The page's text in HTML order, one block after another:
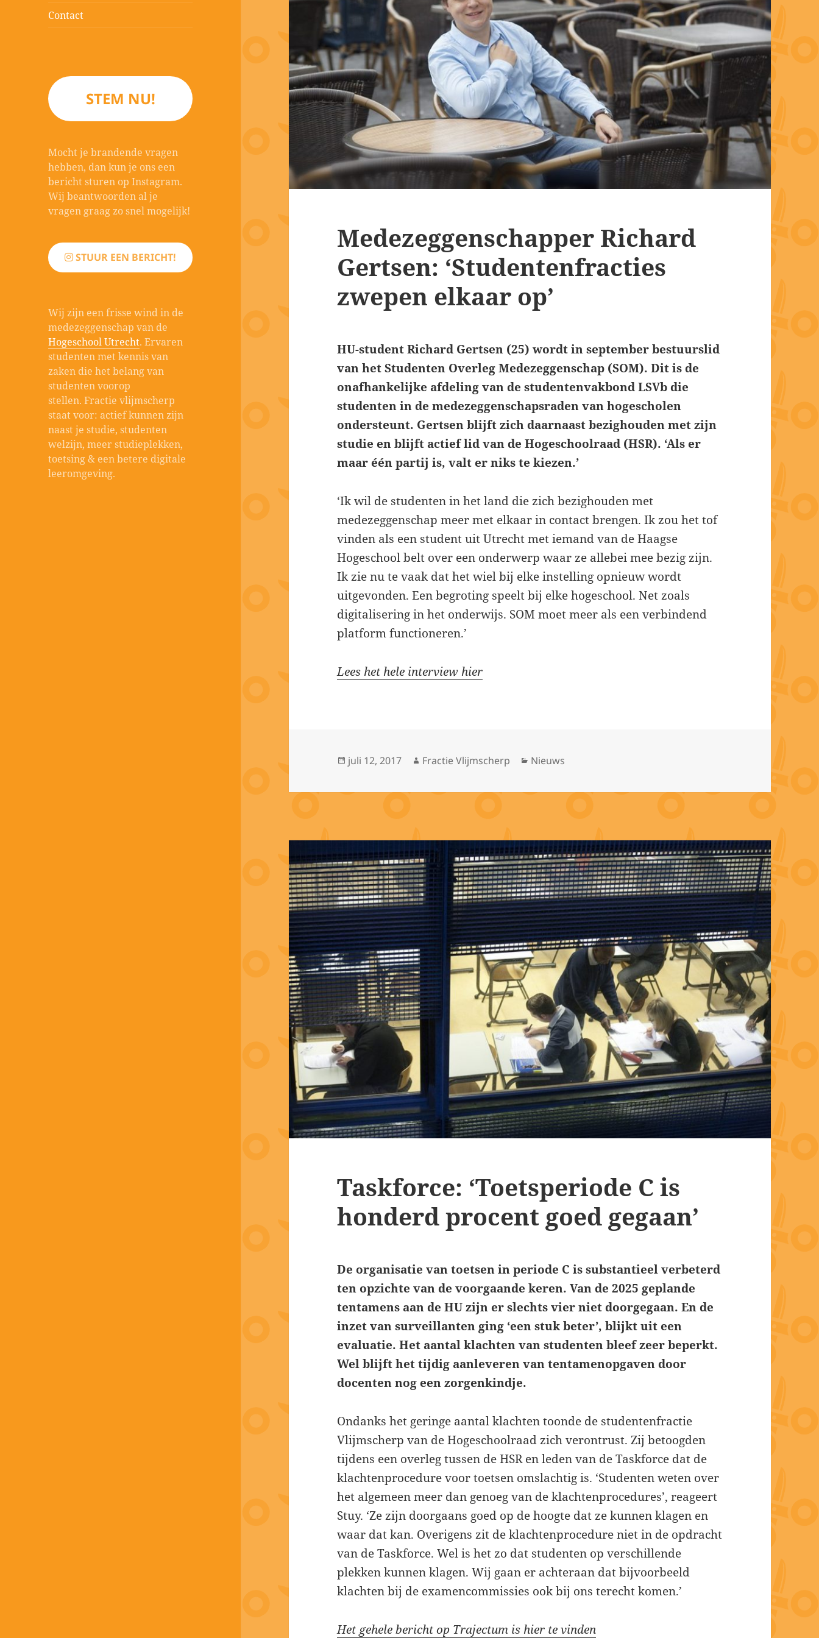
Contact
STEM NU!
Mocht je brandende vragen
hebben, dan kun je ons een
bericht sturen op Instagram.
Wij beantwoorden al je
vragen graag zo snel mogelijk!
STUUR EEN BERICHT!
Wij zijn een frisse wind in de
medezeggenschap van de
Hogeschool Utrecht. Ervaren
studenten met kennis van
zaken die het belang van
studenten voorop
stellen. Fractie vlijmscherp
staat voor: actief kunnen zijn
naast je studie, studenten
welzijn, meer studieplekken,
toetsing & een betere digitale
leeromgeving.
Medezeggenschapper Richard
Gertsen: ‘Studentenfracties
zwepen elkaar op’
HU-student Richard Gertsen (25) wordt in september bestuurslid
van het Studenten Overleg Medezeggenschap (SOM). Dit is de
onafhankelijke afdeling van de studentenvakbond LSVb die
studenten in de medezeggenschapsraden van hogescholen
ondersteunt. Gertsen blijft zich daarnaast bezighouden met zijn
studie en blijft actief lid van de Hogeschoolraad (HSR). ‘Als er
maar één partij is, valt er niks te kiezen.’
‘Ik wil de studenten in het land die zich bezighouden met
medezeggenschap meer met elkaar in contact brengen. Ik zou het tof
vinden als een student uit Utrecht met iemand van de Haagse
Hogeschool belt over een onderwerp waar ze allebei mee bezig zijn.
Ik zie nu te vaak dat het wiel bij elke instelling opnieuw wordt
uitgevonden. Een begroting speelt bij elke hogeschool. Net zoals
digitalisering in het onderwijs. SOM moet meer als een verbindend
platform functioneren.’
Lees het hele interview hier
Geplaatst
juli 12, 2017 Auteur
Fractie Vlijmscherp Categorieën
Nieuws
Taskforce: ‘Toetsperiode C is
honderd procent goed gegaan’
De organisatie van toetsen in periode C is substantieel verbeterd
ten opzichte van de voorgaande keren. Van de 2025 geplande
tentamens aan de HU zijn er slechts vier niet doorgegaan. En de
inzet van surveillanten ging ‘een stuk beter’, blijkt uit een
evaluatie. Het aantal klachten van studenten bleef zeer beperkt.
Wel blijft het tijdig aanleveren van tentamenopgaven door
docenten nog een zorgenkindje.
Ondanks het geringe aantal klachten toonde de studentenfractie
Vlijmscherp van de Hogeschoolraad zich verontrust. Zij betoogden
tijdens een overleg tussen de HSR en leden van de Taskforce dat de
klachtenprocedure voor toetsen omslachtig is. ‘Studenten weten over
het algemeen meer dan genoeg van de klachtenprocedures’, reageert
Stuy. ‘Ze zijn doorgaans goed op de hoogte dat ze kunnen klagen en
waar dat kan. Overigens zit de klachtenprocedure niet in de opdracht
van de Taskforce. Wel is het zo dat studenten op verschillende
plekken kunnen klagen. Wij gaan er achteraan dat bijvoorbeeld
klachten bij de examencommissies ook bij ons terecht komen.’
Het gehele bericht op Trajectum is hier te vinden